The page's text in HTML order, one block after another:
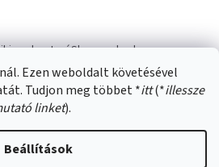
Ezen weboldalt követésével
Tudjon meg többet *itt(*illessze
linket).
Beállítások
IzzóShop solyo.hu
Shoptet készítette